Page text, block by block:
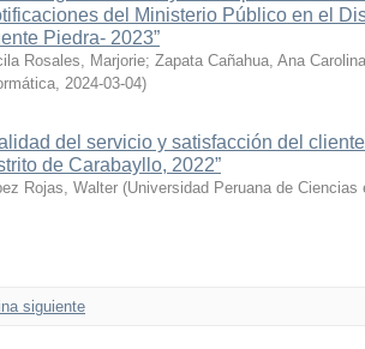
del Ministerio Público en el
Piedra- 2023”
Rosales, Marjorie; Zapata Cañahua, Ana Carolina
, 2024-03-04)
del servicio y satisfacción del
de Carabayllo, 2022”
Rojas, Walter (Universidad Peruana de Ciencias
siguiente